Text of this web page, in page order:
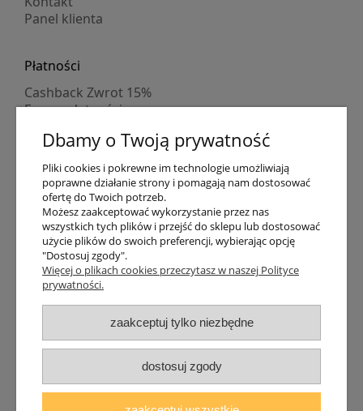
Panel klienta
Płatności
Cashback Zwrot 15%
Formy płatności
Numer konta
PayPo kupujesz, nie płacisz
Progi rabatowe
Promocje
Dostawa
Czas wysyłki
Dostawa
Śledzenie przesyłki GLS
Śledzenie przesyłki DPD
Shipping abroad
Zarejestruj się /Zaloguj się
Lampomat 2017 - 2026
Dbamy o Twoją prywatność
Pliki cookies i pokrewne im technologie umożliwiają
poprawne działanie strony i pomagają nam dostosować
ofertę do Twoich potrzeb.
Możesz zaakceptować wykorzystanie przez nas
wszystkich tych plików i przejść do sklepu lub dostosować
użycie plików do swoich preferencji, wybierając opcję
"Dostosuj zgody".
Więcej o plikach cookies przeczytasz w naszej Polityce
prywatności.
zaakceptuj tylko niezbędne
dostosuj zgody